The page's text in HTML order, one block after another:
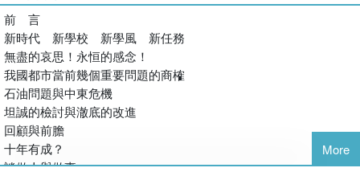
有關教育、為學、修養的文字，纂成這本「教育叢談」。盼望本書
的出版，能使讀者在感受教育的光熱之餘，從而關切、參與，為教
育盡一份心力，則將是我們最感欣慰的。
東大圖書公司編輯部謹識
中華民國六十七年八月
前 言
新時代 新學校 新學風 新任務
無盡的哀思！永恒的感念！
我國都市當前幾個重要問題的商榷
石油問題與中東危機
坦誠的檢討與澈底的改進
回顧與前膽
十年有成？
談做人與做事
More